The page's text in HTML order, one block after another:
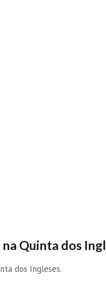
Quinta dos
dos Ingleses.